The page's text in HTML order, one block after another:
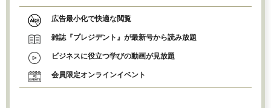
広告最小化で快適な閲覧
雑誌『プレジデント』が最新号から読み放題
ビジネスに役立つ学びの動画が見放題
会員限定オンラインイベント